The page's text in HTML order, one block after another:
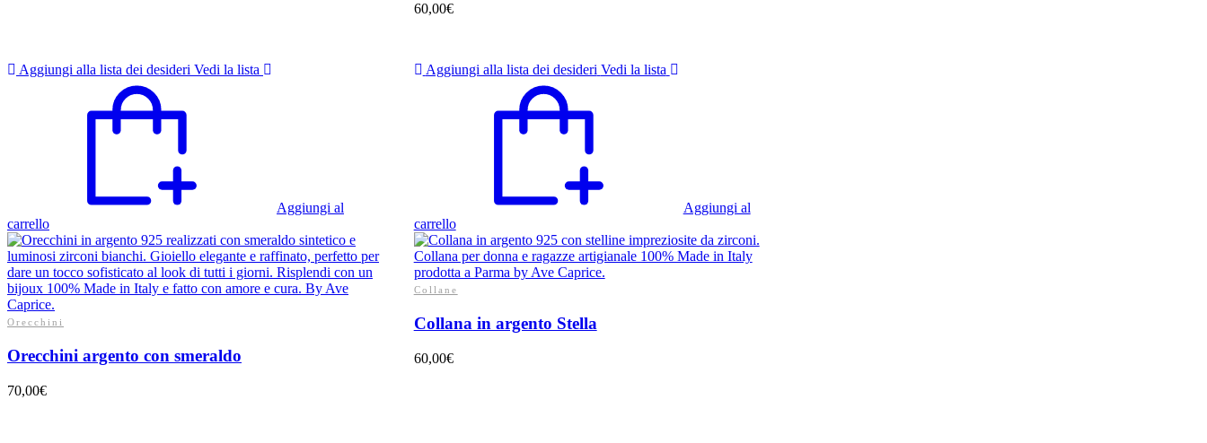
60,00€
Aggiungi alla lista dei desideri Vedi la lista
Aggiungi al
carrello
Orecchini
Orecchini argento con smeraldo
70,00€
Aggiungi alla lista dei desideri Vedi la lista
Aggiungi al
carrello
Collane
Collana in argento Stella
60,00€